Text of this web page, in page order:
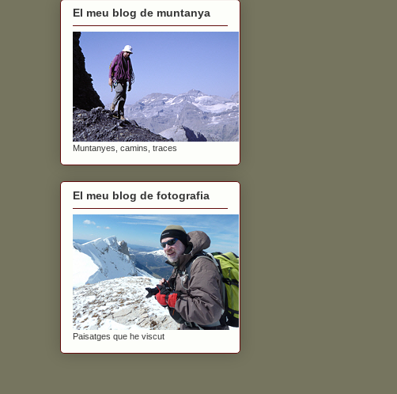
El meu blog de muntanya
Muntanyes, camins, traces
El meu blog de fotografia
Paisatges que he viscut